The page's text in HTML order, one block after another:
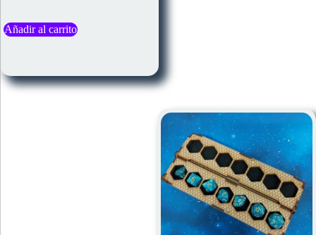
Añadir al carrito